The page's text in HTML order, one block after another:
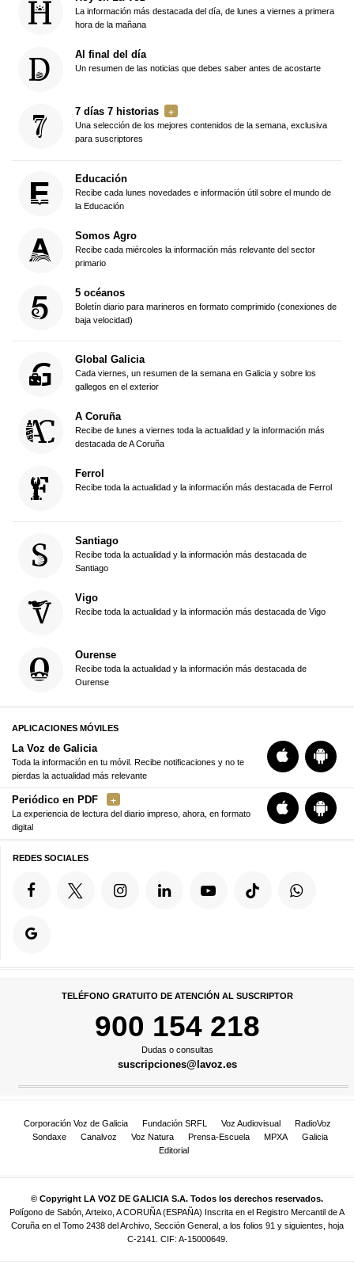
La información más destacada del día, de lunes a viernes a primera
hora de la mañana
Al final del día
Un resumen de las noticias que debes saber antes de acostarte
7 días 7 historias
Una selección de los mejores contenidos de la semana, exclusiva
para suscriptores
Educación
Recibe cada lunes novedades e información útil sobre el mundo de
la Educación
Somos Agro
Recibe cada miércoles la información más relevante del sector
primario
5 océanos
Boletín diario para marineros en formato comprimido (conexiones de
baja velocidad)
Global Galicia
Cada viernes, un resumen de la semana en Galicia y sobre los
gallegos en el exterior
A Coruña
Recibe de lunes a viernes toda la actualidad y la información más
destacada de A Coruña
Ferrol
Recibe toda la actualidad y la información más destacada de Ferrol
Santiago
Recibe toda la actualidad y la información más destacada de
Santiago
Vigo
Recibe toda la actualidad y la información más destacada de Vigo
Ourense
Recibe toda la actualidad y la información más destacada de
Ourense
APLICACIONES MÓVILES
La Voz de Galicia
Toda la información en tu móvil. Recibe notificaciones y no te
pierdas la actualidad más relevante
Periódico en PDF
La experiencia de lectura del diario impreso, ahora, en formato
digital
REDES SOCIALES
TELÉFONO GRATUITO DE ATENCIÓN AL SUSCRIPTOR
900 154 218
Dudas o consultas
suscripciones@lavoz.es
Corporación Voz de Galicia Fundación SRFL Voz Audiovisual
RadioVoz
Sondaxe
Canalvoz Voz Natura Prensa-Escuela MPXA
Galicia
Editorial
© Copyright LA VOZ DE GALICIA S.A. Todos los derechos reservados.
Polígono de Sabón, Arteixo, A CORUÑA (ESPAÑA) Inscrita en el Registro Mercantil de A
Coruña en el Tomo 2438 del Archivo, Sección General, a los folios 91 y siguientes, hoja
C-2141. CIF: A-15000649.